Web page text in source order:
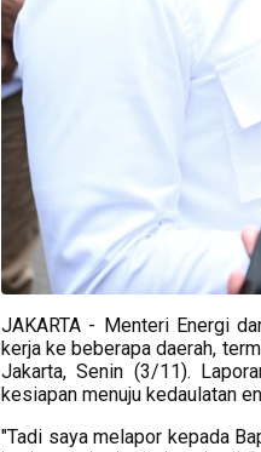
JAKARTA - Menteri Energi
kerja ke beberapa daerah,
Jakarta, Senin (3/11).
kesiapan menuju kedaulatan
"Tadi saya melapor kepada